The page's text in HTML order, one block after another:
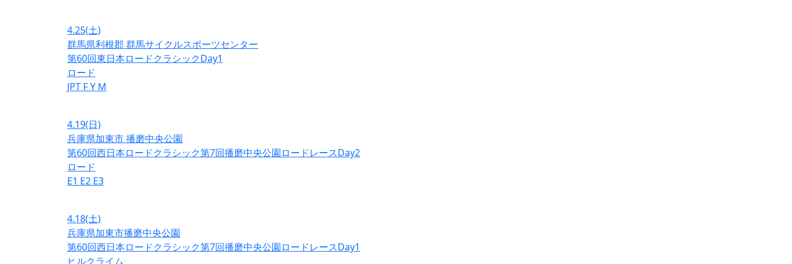
4.25(土)
群馬県利根郡 群馬サイクルスポーツセンター
第60回東日本ロードクラシックDay1
ロード
JPT FY M
4.19(日)
兵庫県加東市 播磨中央公園
第60回西日本ロードクラシック第7回播磨中央公園ロードレースDay2
ロード
E1 E2 E3
4.18(土)
兵庫県加東市播磨中央公園
第60回西日本ロードクラシック第7回播磨中央公園ロードレースDay1
ヒルクライム